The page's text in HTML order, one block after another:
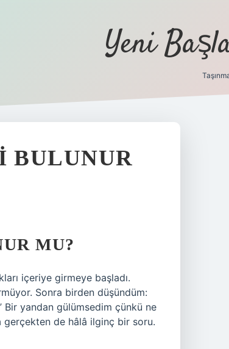
Yeni
BULUNUR
MU?
içeriye girmeye başladı.
Sonra birden düşündüm:
Bir yandan gülümsedim çünkü ne
gerçekten de hâlâ ilginç bir soru.